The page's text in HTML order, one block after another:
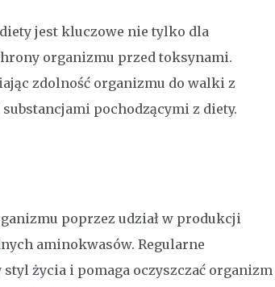
jest kluczowe nie tylko dla
organizmu przed toksynami.
zdolność organizmu do walki z
pochodzącymi z diety.
poprzez udział w produkcji
aminokwasów. Regularne
życia i pomaga oczyszczać organizm